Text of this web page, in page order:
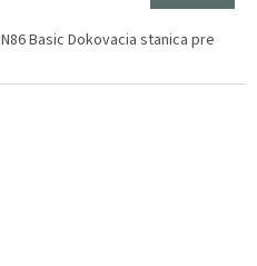
Basic Dokovacia stanica pre